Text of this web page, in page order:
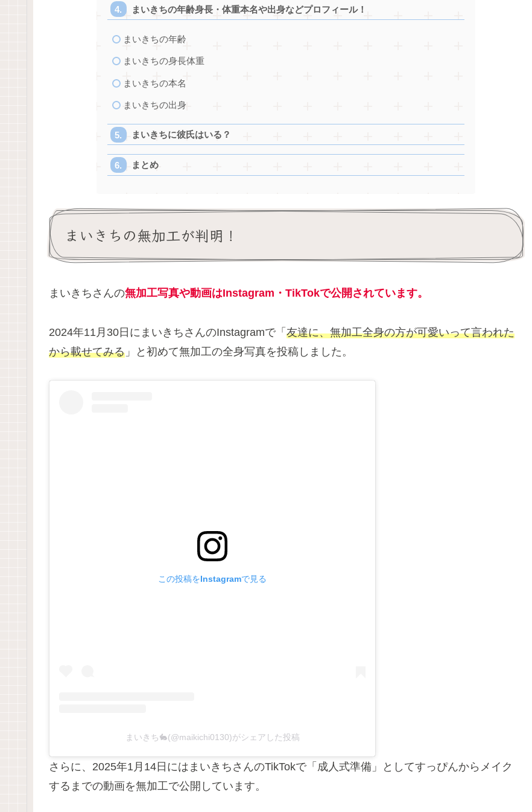
まいきちの年齢身長・体重本名や出身などプロフィール！
まいきちの年齢
まいきちの身長体重
まいきちの本名
まいきちの出身
まいきちに彼氏はいる？
まとめ
まいきちの無加工が判明！
まいきちさんの無加工写真や動画はInstagram・TikTokで公開されています。
2024年11月30日にまいきちさんのInstagramで「 友達に、無加工全身の方が可愛いって言われた
から載せてみる 」と初めて無加工の全身写真を投稿しました。
この投稿をInstagramで見る
まいきち🐇(@maikichi0130)がシェアした投稿
さらに、2025年1月14日にはまいきちさんのTikTokで「成人式準備」としてすっぴんからメイク
するまでの動画を無加工で公開しています。